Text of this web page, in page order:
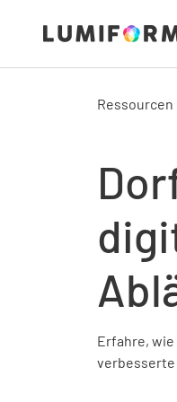
Ressourcen
Erfahre,
verbesserte